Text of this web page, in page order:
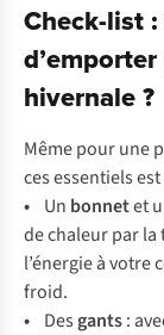
Check-list
hivernale ?
Même pour une
ces essentiels
• Un bonnetet
de chaleur par la
l’énergie à votre
froid.
• Des gants: